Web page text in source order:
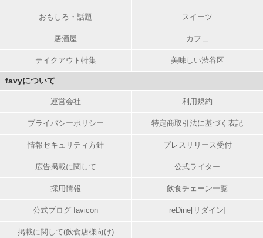
おもしろ・話題 スイーツ
居酒屋 カフェ
テイクアウト特集 美味しい渋谷区
favyについて
運営会社 利用規約
プライバシーポリシー 特定商取引法に基づく表記
情報セキュリティ方針 プレスリリース受付
広告掲載に関して 公式ライター
採用情報 飲食チェーン一覧
公式ブログ favicon reDine[リダイン]
掲載に関して(飲食店様向け)